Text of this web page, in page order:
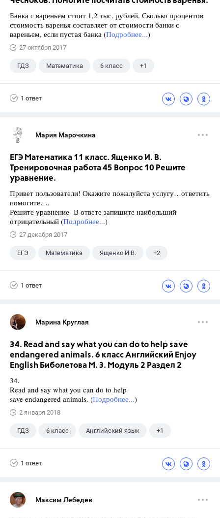
Банка с вареньем стоит 1,2 тыс. рублей. Сколько процентов
стоимость варенья составляет от стоимости банки с
вареньем, если пустая банка (Подробнее...)
27 октября 2017
ГДЗ Математика 6 класс +1
1 ответ
Мария Марочкина
ЕГЭ Математика 11 класс. Ященко И. В.
Тренировочная работа 45 Вопрос 10 Решите
уравнение.
Привет пользователи! Окажите пожалуйста услугу…ответить
помогите….
Решите уравнение В ответе запишите наибольший
отрицательный (Подробнее...)
27 декабря 2017
ЕГЭ Математика Ященко И.В. +2
1 ответ
Марина Круглая
34. Read and say what you can do to help save
endangered animals. 6 класс Английский Enjoy
English Биболетова М. З. Модуль 2 Раздел 2
34.
Read and say what you can do to help
save endangered animals. (Подробнее...)
2 января 2018
ГДЗ 6 класс Английский язык +1
1 ответ
Максим Лебедев